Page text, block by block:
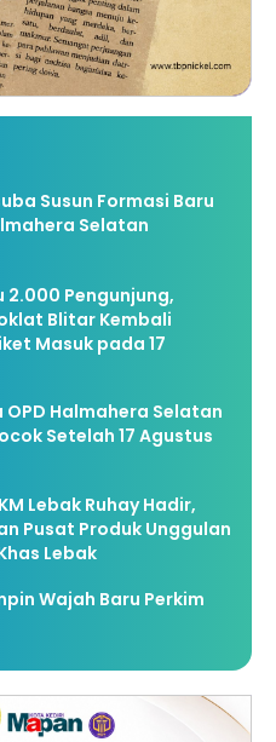
Susun Formasi Baru
Selatan
2.000 Pengunjung,
Blitar Kembali
Masuk pada 17
OPD Halmahera Selatan
Setelah 17 Agustus
Lebak Ruhay Hadir,
Pusat Produk Unggulan
Lebak
Wajah Baru Perkim